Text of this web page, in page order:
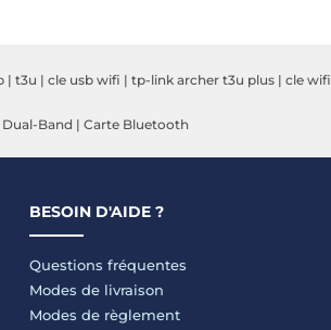
| t3u | cle usb wifi | tp-link archer t3u plus | cle wifi
Band | Carte Bluetooth
BESOIN D'AIDE ?
Questions fréquentes
Modes de livraison
Modes de règlement